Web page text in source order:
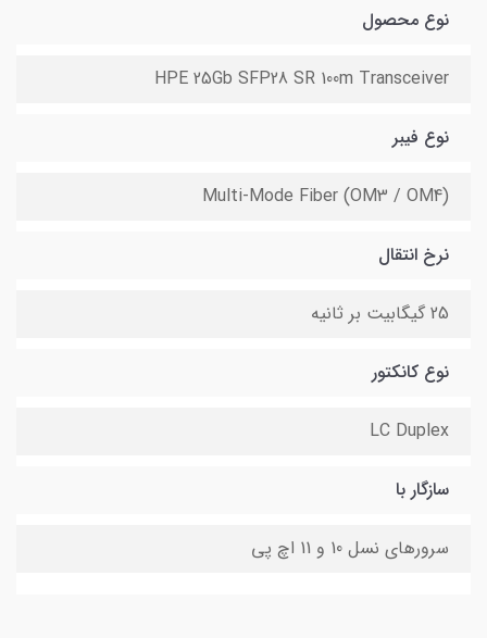
نوع محصول
HPE 25Gb SFP28 SR 100m Transceiver
نوع فیبر
Multi-Mode Fiber (OM3 / OM4)
نرخ انتقال
25 گیگابیت بر ثانیه
نوع کانکتور
LC Duplex
سازگار با
سرورهای نسل 10 و 11 اچ پی